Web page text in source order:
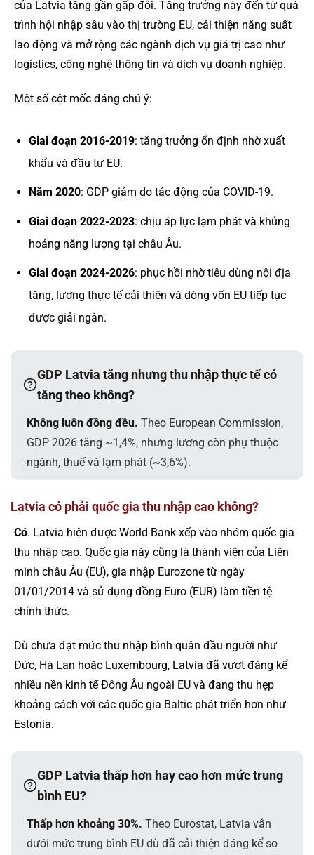
của Latvia tăng gần gấp đôi. Tăng trưởng này đến từ quá
trình hội nhập sâu vào thị trường EU, cải thiện năng suất
lao động và mở rộng các ngành dịch vụ giá trị cao như
logistics, công nghệ thông tin và dịch vụ doanh nghiệp.
Một số cột mốc đáng chú ý:
Giai đoạn 2016-2019: tăng trưởng ổn định nhờ xuất
khẩu và đầu tư EU.
Năm 2020: GDP giảm do tác động của COVID-19.
Giai đoạn 2022-2023: chịu áp lực lạm phát và khủng
hoảng năng lượng tại châu Âu.
Giai đoạn 2024-2026: phục hồi nhờ tiêu dùng nội địa
tăng, lương thực tế cải thiện và dòng vốn EU tiếp tục
được giải ngân.
GDP Latvia tăng nhưng thu nhập thực tế có
tăng theo không?
Không luôn đồng đều. Theo European Commission,
GDP 2026 tăng ~1,4%, nhưng lương còn phụ thuộc
ngành, thuế và lạm phát (~3,6%).
Latvia có phải quốc gia thu nhập cao không?
Có. Latvia hiện được World Bank xếp vào nhóm quốc gia
thu nhập cao. Quốc gia này cũng là thành viên của Liên
minh châu Âu (EU), gia nhập Eurozone từ ngày
01/01/2014 và sử dụng đồng Euro (EUR) làm tiền tệ
chính thức.
Dù chưa đạt mức thu nhập bình quân đầu người như
Đức, Hà Lan hoặc Luxembourg, Latvia đã vượt đáng kể
nhiều nền kinh tế Đông Âu ngoài EU và đang thu hẹp
khoảng cách với các quốc gia Baltic phát triển hơn như
Estonia.
GDP Latvia thấp hơn hay cao hơn mức trung
bình EU?
Thấp hơn khoảng 30%. Theo Eurostat, Latvia vẫn
dưới mức trung bình EU dù đã cải thiện đáng kể so